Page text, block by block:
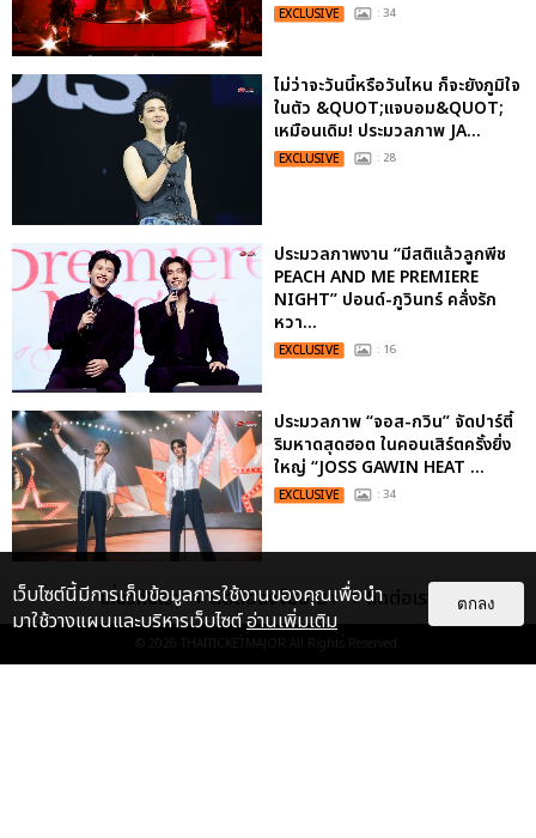
EXCLUSIVE : 34
ไม่ว่าจะวันนี้หรือวันไหน ก็จะยังภูมิใจ
ในตัว &QUOT;แจบอม&QUOT;
เหมือนเดิม! ประมวลภาพ JA...
EXCLUSIVE : 28
ประมวลภาพงาน “มีสติแล้วลูกพีช
PEACH AND ME PREMIERE
NIGHT” ปอนด์-ภูวินทร์ คลั่งรัก
หวา...
EXCLUSIVE : 16
ประมวลภาพ “จอส-กวิน” จัดปาร์ตี้
ริมหาดสุดฮอต ในคอนเสิร์ตครั้งยิ่ง
ใหญ่ “JOSS GAWIN HEAT ...
EXCLUSIVE : 34
“ช่วงเวลาที่ไม่ได้เจอกันพิสูจน์แล้วว่า
รักแท้จะไม่มีวันจางหาย” ประมวล
ภาพ JAEHYUN กับแฟน...
EXCLUSIVE : 10
เกี่ยวกับเรา ติดต่อลงโฆษณา ติดต่อเรา
© 2026 THAITICKETMAJOR All Rights Reserved.
เว็บไซต์นี้มีการเก็บข้อมูลการใช้งานของคุณเพื่อนำ
มาใช้วางแผนและบริหารเว็บไซต์อ่านเพิ่มเติม
ตกลง